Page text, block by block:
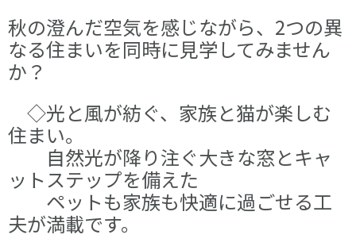
秋の澄んだ空気を感じながら、2つの異
なる住まいを同時に見学してみません
か？
◇光と風が紡ぐ、家族と猫が楽しむ
住まい。
自然光が降り注ぐ大きな窓とキャ
ットステップを備えた
ペットも家族も快適に過ごせる工
夫が満載です。